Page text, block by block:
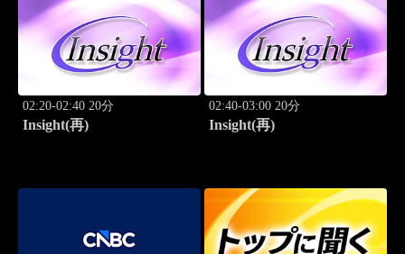
02:20-02:40 20分
Insight(再)
02:40-03:00 20分
Insight(再)